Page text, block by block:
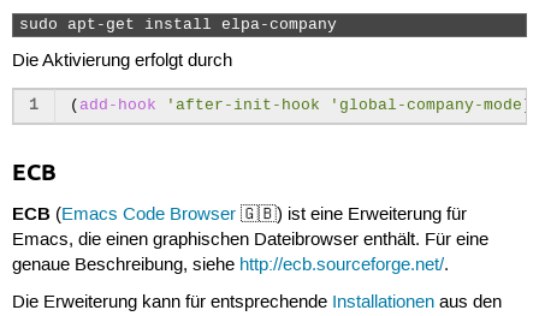
sudo apt-get install elpa-company
Die Aktivierung erfolgt durch
1 ( add-hook 'after-init-hook 'global-company-mode )
ECB
ECB(Emacs Code Browser🇬🇧) ist eine Erweiterung für
Emacs, die einen graphischen Dateibrowser enthält. Für eine
genaue Beschreibung, siehe http://ecb.sourceforge.net/.
Die Erweiterung kann für entsprechende Installationenaus den